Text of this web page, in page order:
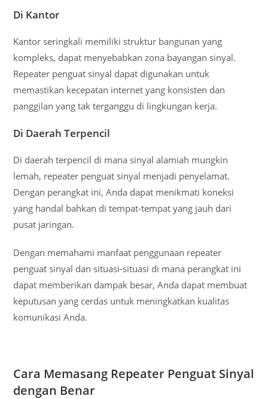
Di Kantor
Kantor seringkali memiliki struktur bangunan yang
kompleks, dapat menyebabkan zona bayangan sinyal.
Repeater penguat sinyal dapat digunakan untuk
memastikan kecepatan internet yang konsisten dan
panggilan yang tak terganggu di lingkungan kerja.
Di Daerah Terpencil
Di daerah terpencil di mana sinyal alamiah mungkin
lemah, repeater penguat sinyal menjadi penyelamat.
Dengan perangkat ini, Anda dapat menikmati koneksi
yang handal bahkan di tempat-tempat yang jauh dari
pusat jaringan.
Dengan memahami manfaat penggunaan repeater
penguat sinyal dan situasi-situasi di mana perangkat ini
dapat memberikan dampak besar, Anda dapat membuat
keputusan yang cerdas untuk meningkatkan kualitas
komunikasi Anda.
Cara Memasang Repeater Penguat Sinyal
dengan Benar